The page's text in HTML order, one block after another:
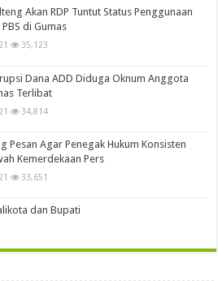
Akan RDP Tuntut Status Penggunaan
PBS di Gumas
35,123
Dana ADD Diduga Oknum Anggota
Terlibat
34,814
Pesan Agar Penegak Hukum Konsisten
Kemerdekaan Pers
33,651
dan Bupati